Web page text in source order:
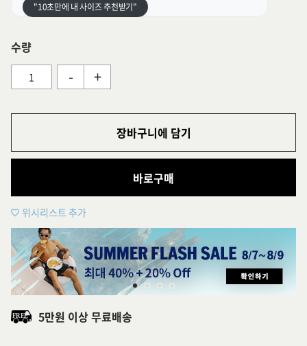
"10초만에 내 사이즈 추천받기"
수량
- +
장바구니에 담기
바로구매
위시리스트 추가
5만원 이상 무료배송